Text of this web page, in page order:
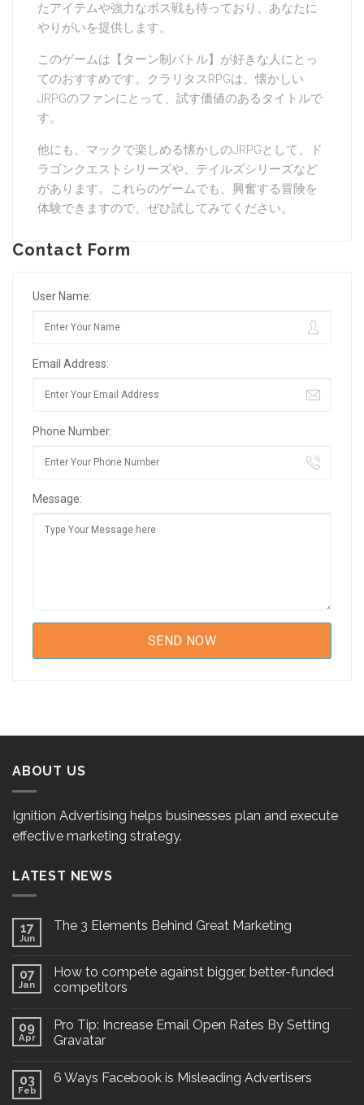
たアイテムや強力なボス戦も待っており、あなたに
やりがいを提供します。
このゲームは【ターン制バトル】が好きな人にとっ
てのおすすめです。クラリタスRPGは、懐かしい
JRPGのファンにとって、試す価値のあるタイトルで
す。
他にも、マックで楽しめる懐かしのJRPGとして、ド
ラゴンクエストシリーズや、テイルズシリーズなど
があります。これらのゲームでも、興奮する冒険を
体験できますので、ぜひ試してみてください。
Contact Form
User Name:
Email Address:
Phone Number:
Message:
ABOUT US
Ignition Advertising helps businesses plan and execute
effective marketing strategy.
LATEST NEWS
17
Jun
The 3 Elements Behind Great Marketing
07
Jan
How to compete against bigger, better-funded
competitors
09
Apr
Pro Tip: Increase Email Open Rates By Setting
Gravatar
03
Feb
6 Ways Facebook is Misleading Advertisers